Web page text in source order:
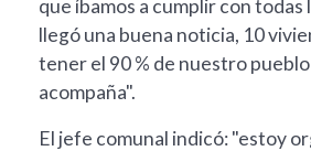
que íbamos a cumplir con
llegó una buena noticia, 10
tener el 90 % de nuestro
acompaña".
El jefe comunal indicó: "estoy